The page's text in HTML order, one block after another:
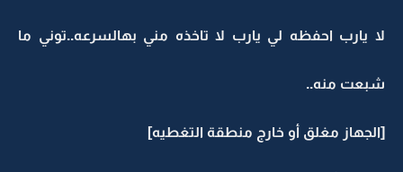
لا يارب احفظه لي يارب لا تاخذه مني بهالسرعه..توني ما
شبعت منه..
[الجهاز مغلق أو خارج منطقة التغطيه]